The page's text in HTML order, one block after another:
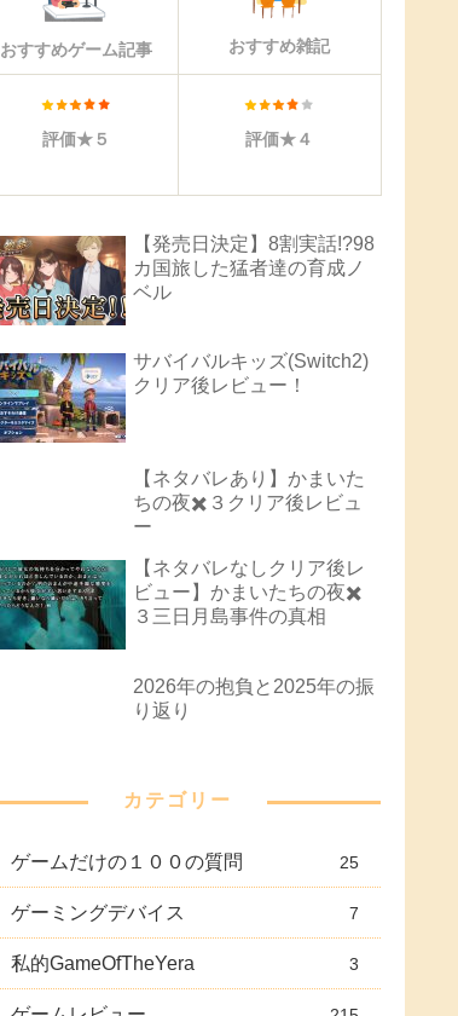
おすすめゲーム記事 おすすめ雑記
評価★５ 評価★４
【発売日決定】8割実話!?98
カ国旅した猛者達の育成ノ
ベル
サバイバルキッズ(Switch2)
クリア後レビュー！
【ネタバレあり】かまいた
ちの夜✖️３クリア後レビュ
ー
【ネタバレなしクリア後レ
ビュー】かまいたちの夜✖️
３三日月島事件の真相
2026年の抱負と2025年の振
り返り
カテゴリー
ゲームだけの１００の質問 25
ゲーミングデバイス 7
私的GameOfTheYera 3